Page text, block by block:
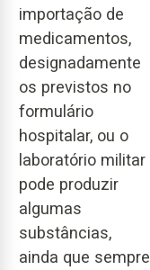
importação de
medicamentos,
designadamente
os previstos no
formulário
hospitalar, ou o
laboratório militar
pode produzir
algumas
substâncias,
ainda que sempre